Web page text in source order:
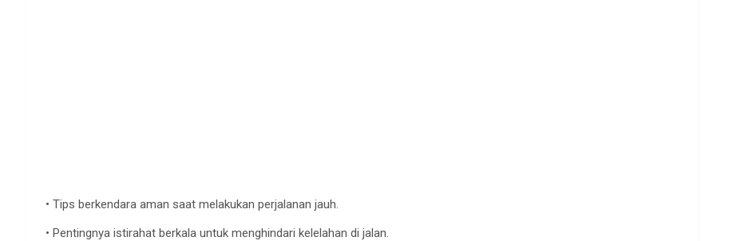
• Tips berkendara aman saat melakukan perjalanan jauh.
• Pentingnya istirahat berkala untuk menghindari kelelahan di jalan.